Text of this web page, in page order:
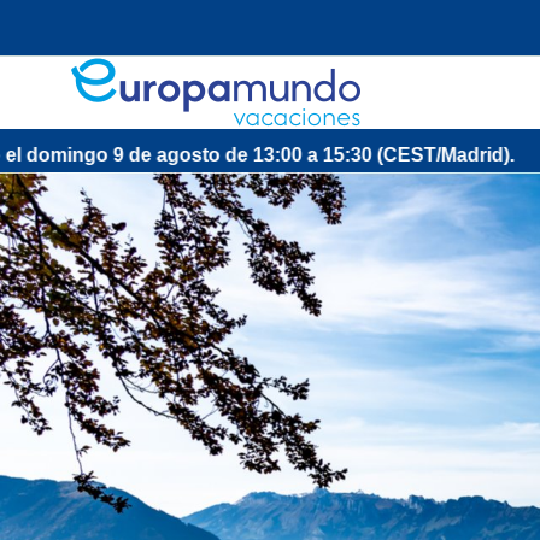
agosto de 13:00 a 15:30 (CEST/Madrid).